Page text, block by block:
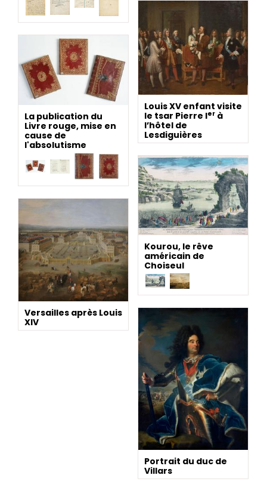
Louis XV enfant visite
le tsar Pierre Ier à
l’hôtel de
Lesdiguières
La publication du
Livre rouge, mise en
cause de
l'absolutisme
Kourou, le rêve
américain de
Choiseul
Versailles après Louis
XIV
Portrait du duc de
Villars